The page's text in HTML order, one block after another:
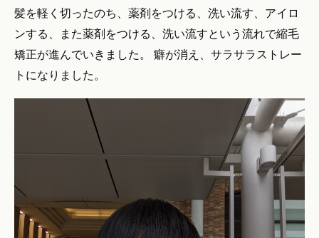
髪を軽く切ったのち、薬剤をつける、洗い流す、アイロ
ンする、また薬剤をつける、洗い流すという流れで縮毛
矯正が進んでいきました。 癖が消え、サラサラストレー
トになりました。